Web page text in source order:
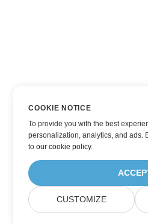
COOKIE NOTICE
To provide you with the best
personalization, analytics, and ads.
toour cookie policy.
CUSTOMIZE